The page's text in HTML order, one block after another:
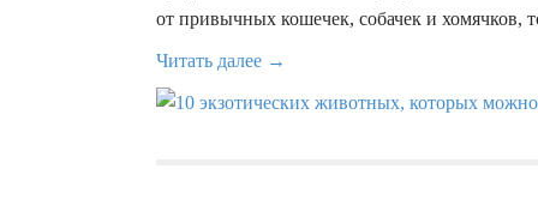
от привычных кошечек, собачек и хомячков,
Читать далее →